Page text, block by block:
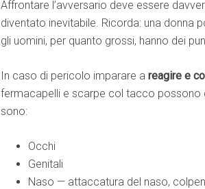
Affrontare l’avversario deve essere
diventato inevitabile. Ricorda: una donna
gli uomini, per quanto grossi, hanno dei
In caso di pericolo imparare a reagire e
fermacapelli e scarpe col tacco possono
sono:
Occhi
Genitali
Naso — attaccatura del naso,